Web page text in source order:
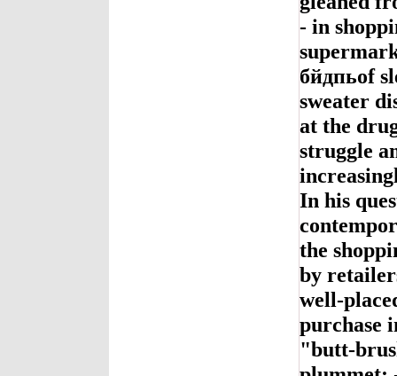
- in
бйдпьof
sweater
at the
struggle
In his
the
by
well-
purchase
"butt-